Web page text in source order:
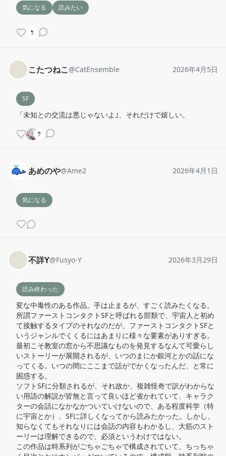
気になる 読みたい
こたつねこ@CatEnsemble 2026年4月5日
SF
「未知との交流は悪じゃないよ｣、それだけで嬉しい。
あめのや@Ame2 2026年4月1日
気になる
不詳Y@Fusyo-Y 2026年3月29日
読み終わった
変な中毒性のある作品。手は止まるが、すごく読みたくなる。
所謂ファーストコンタクトSFと呼ばれる部類で、宇宙人と初め
て接触するタイプのそれなのだが、ファーストコンタクトSFと
いうジャンルでくくるにはあまりに様々な要素がありすぎる。
最初こそ教室の窓から不思議なものを発見するなんて可愛らし
いストーリーが展開されるが、いつのまにか銀河とかの話にな
ってくる。いつの間にここまで話がでかくなったんだ、と常に
困惑する。
ソフトSFに分類されるが、それ故か、複雑怪奇で訳がわからな
い用語の解説が皆無と言って良いほど省かれていて、キャラク
ターの会話になかなかついていけないので、ある程度科学（特
に宇宙とか）、SFに詳しくなってから読みたかった。しかし、
知らなくてもそれなりには会話の内容もわかるし、大筋のスト
ーリーは理解できるので、必須というわけではない。
この作品は時系列がごちゃごちゃで構成されていて、ちっちゃ